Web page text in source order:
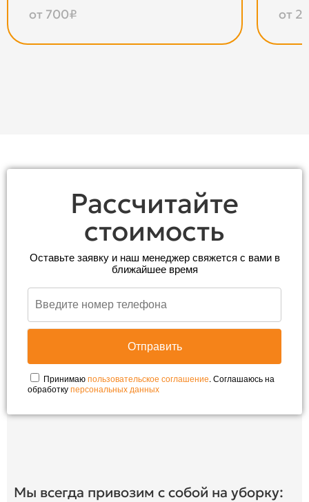
от 700₽ от
Рассчитайте
стоимость
Оставьте заявку и наш менеджер свяжется с вами в
ближайшее время
Принимаюпользовательское соглашение. Соглашаюсь на
обработкуперсональных данных
Мы всегда привозим с собой на уборку: